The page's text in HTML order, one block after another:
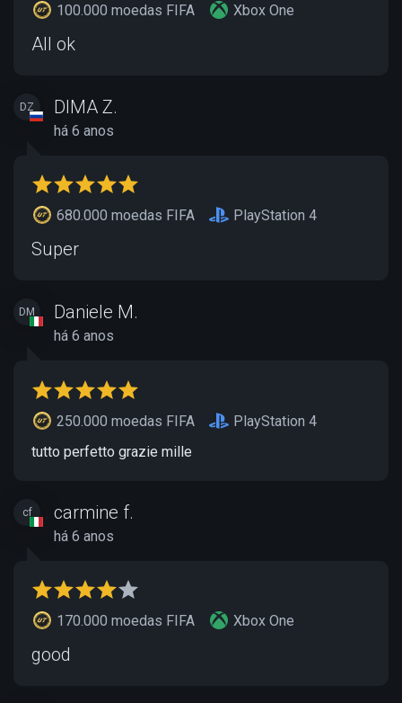
100.000 moedas FIFA Xbox One
All ok
DZ DIMA Z.
há 6 anos
680.000 moedas FIFA PlayStation 4
Super
DM Daniele M.
há 6 anos
250.000 moedas FIFA
PlayStation 4
tutto perfetto grazie mille
cf carmine f.
há 6 anos
170.000 moedas FIFA Xbox One
good